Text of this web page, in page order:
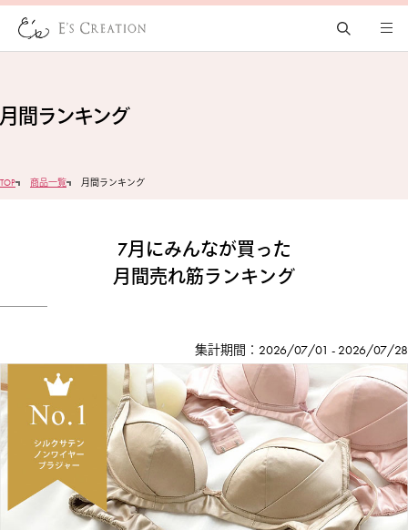
月間ランキング
TOP 商品一覧 月間ランキング
7月にみんなが買った
月間売れ筋ランキング
集計期間：2026/07/01 - 2026/07/28